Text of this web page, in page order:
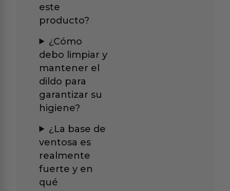
este
producto?
¿Cómo
debo limpiar y
mantener el
dildo para
garantizar su
higiene?
¿La base de
ventosa es
realmente
fuerte y en
qué